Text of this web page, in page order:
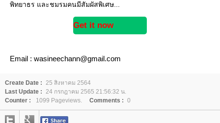
พิทยาธร และชมรมคนมีสัมผัสพิเศษ...
Get it now
Email : wasineechann@gmail.com
Create Date : 25 สิงหาคม 2564
Last Update : 24 กรกฎาคม 2565 21:56:32 น.
Counter :
1099 Pageviews. Comments : 0